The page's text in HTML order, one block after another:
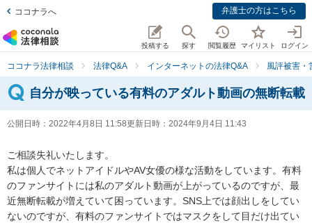
ココナラへ 弁護士の方はこちら
投稿する 探す 閲覧履歴 マイリスト ログイン
ココナラ法律相談 法律Q&A インターネットの法律Q&A 風評被害・
自分が映っている有料のアダルト動画の無断転載
公開日時： 2022年4月8日 11:58更新日時： 2024年9月4日 11:43
ご相談失礼いたします。
私は個人でネットアイドルやAV女優の様な活動をしています。有料
のファンサイトには私のアダルト動画が上がっているのですが、最
近無断転載が増えていて困っています。SNS上では顔出しをしてい
ないのですが、有料のファンサイトではマスクをして目だけ出てい